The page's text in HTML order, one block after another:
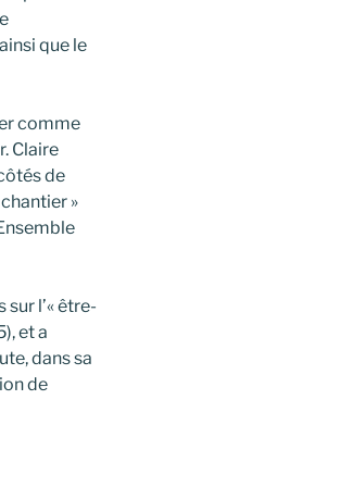
que le
comme
Claire
de
»
l’« être-
et a
dans sa
de